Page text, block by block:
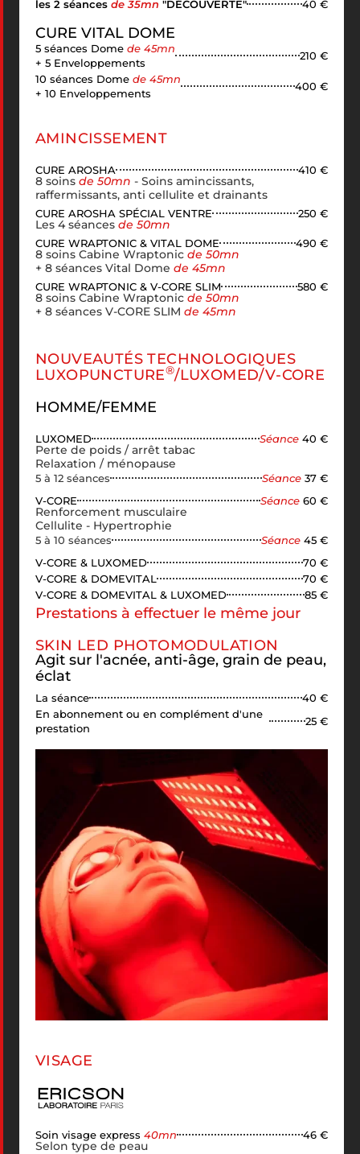
les 2 séances de 35mn "DÉCOUVERTE" 40 €
CURE VITAL DOME
5 séances Dome de 45mn
+ 5 Enveloppements
210 €
10 séances Dome de 45mn
+ 10 Enveloppements
400 €
AMINCISSEMENT
CURE AROSHA 410 €
8 soins de 50mn - Soins amincissants,
raffermissants, anti cellulite et drainants
CURE AROSHA SPÉCIAL VENTRE 250 €
Les 4 séances de 50mn
CURE WRAPTONIC & VITAL DOME 490 €
8 soins Cabine Wraptonic de 50mn
+ 8 séances Vital Dome de 45mn
CURE WRAPTONIC & V-CORE SLIM 580 €
8 soins Cabine Wraptonic de 50mn
+ 8 séances V-CORE SLIM de 45mn
NOUVEAUTÉS TECHNOLOGIQUES
LUXOPUNCTURE®/LUXOMED/V-CORE
HOMME/FEMME
LUXOMED Séance 40 €
Perte de poids / arrêt tabac
Relaxation / ménopause
5 à 12 séances Séance 37 €
V-CORE
Séance 60 €
Renforcement musculaire
Cellulite - Hypertrophie
5 à 10 séances Séance 45 €
V-CORE & LUXOMED
70 €
V-CORE & DOMEVITAL
70 €
V-CORE & DOMEVITAL & LUXOMED
85 €
Prestations à effectuer le même jour
SKIN LED PHOTOMODULATION
Agit sur l'acnée, anti-âge, grain de peau,
éclat
La séance
40 €
En abonnement ou en complément d'une
prestation
25 €
VISAGE
Soin visage express 40mn 46 €
Selon type de peau